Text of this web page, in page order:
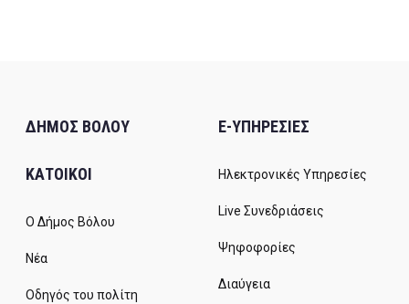
ΔΗΜΟΣ ΒΟΛΟΥ
ΚΑΤΟΙΚΟΙ
Ο Δήμος Βόλου
Νέα
Οδηγός του πολίτη
E-ΥΠΗΡΕΣΙΕΣ
Ηλεκτρονικές Υπηρεσίες
Live Συνεδριάσεις
Ψηφοφορίες
Διαύγεια